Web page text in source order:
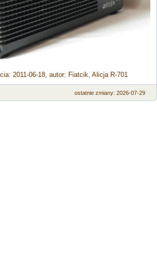
2011-06-18, autor: Fiatcik, Alicja R-701
ostatnie zmiany: 2026-07-29